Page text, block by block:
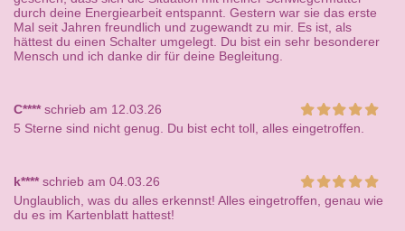
durch deine Energiearbeit entspannt. Gestern war sie das erste
Mal seit Jahren freundlich und zugewandt zu mir. Es ist, als
hättest du einen Schalter umgelegt. Du bist ein sehr besonderer
Mensch und ich danke dir für deine Begleitung.
C****schrieb am 12.03.26
5 Sterne sind nicht genug. Du bist echt toll, alles eingetroffen.
k****schrieb am 04.03.26
Unglaublich, was du alles erkennst! Alles eingetroffen, genau wie
du es im Kartenblatt hattest!